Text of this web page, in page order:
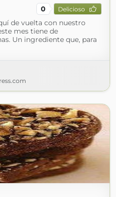
0 Delicioso
de vuelta con nuestro
mes tiene de
Un ingrediente que, para